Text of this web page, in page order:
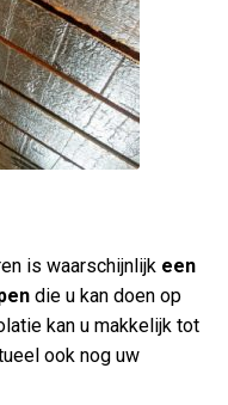
is waarschijnlijk een
die u kan doen op
kan u makkelijk tot
ook nog uw